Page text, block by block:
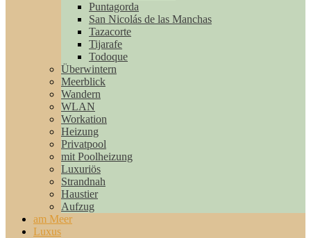
Puntagorda
San Nicolás de las Manchas
Tazacorte
Tijarafe
Todoque
Überwintern
Meerblick
Wandern
WLAN
Workation
Heizung
Privatpool
mit Poolheizung
Luxuriös
Strandnah
Haustier
Aufzug
am Meer
Luxus